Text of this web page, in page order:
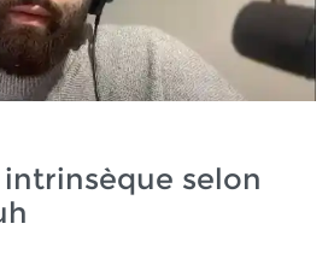
selon